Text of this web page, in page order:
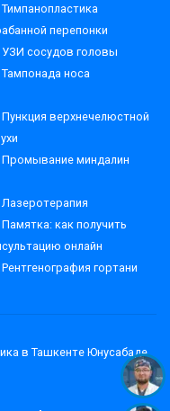
Тимпанопластика
перепонки
УЗИ сосудов головы
Тампонада носа
Пункция верхнечелюстной
Промывание миндалин
Лазеротерапия
Памятка: как получить
онлайн
Рентгенография гортани
в Ташкенте Юнусабаде